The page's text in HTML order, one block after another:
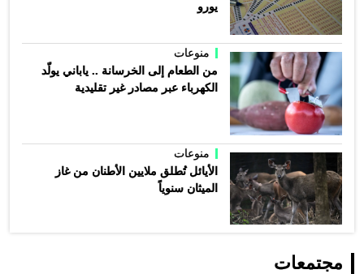
يورو
منوعات
من الطعام إلى الخرسانة .. ياباني يولّد
الكهرباء عبر مصادر غير تقليدية
منوعات
الأيائل تُطلق ملايين الأطنان من غاز
الميثان سنوياً
مجتمعات